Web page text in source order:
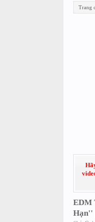
Trang
EDM
Hạn''